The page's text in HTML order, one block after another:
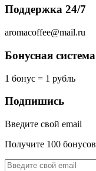
Поддержка 24/7
aromacoffee@mail.ru
Бонусная система
1 бонус = 1 рубль
Подпишись
Введите свой email
Получите 100 бонусов